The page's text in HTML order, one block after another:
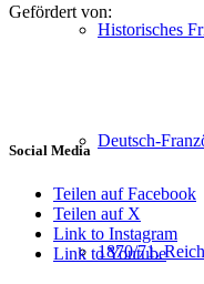
Historisches
Deutsch-
1870/71.
Gefördert von:
Social Media
Teilen auf Facebook
Teilen auf X
Link to Instagram
Link to Youtube